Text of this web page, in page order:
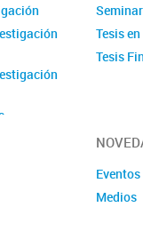
Tesis
Tesis
Eventos
Medios